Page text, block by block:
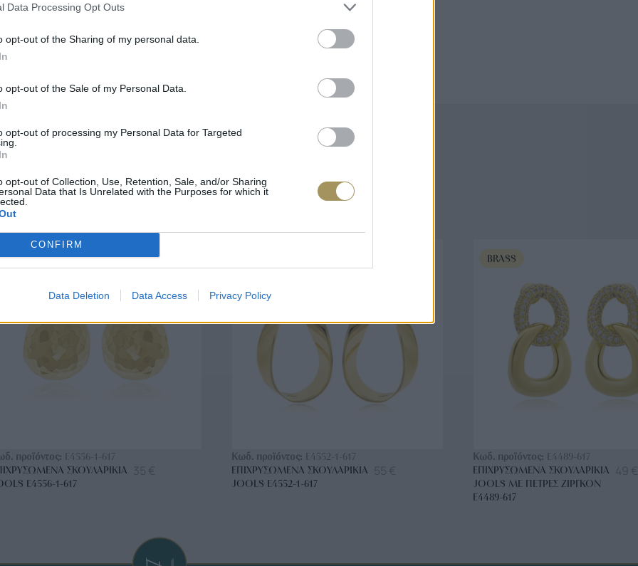
Data Processing Opt Outs
opt-out of the Sharing of my personal data.
opt-out of the Sale of my Personal Data.
opt-out of processing my Personal Data for Targeted
opt-out of Collection, Use, Retention, Sale, and/or Sharing
Data that Is Unrelated with the Purposes for which it
CONFIRM
Data Deletion Data Access Privacy Policy
Που Ταιριάζουν
Εδώ θα βρείτε τις κορυφαίες
την εξαιρετική τους ποιότητα.
BRASS
προϊόντος: E4556-1-617
ΣΚΟΥΛΑΡΊΚΙΑ
E4556-1-617
Κωδ. προϊόντος: E4552-1-617
ΕΠΙΧΡΥΣΩΜΈΝΑ ΣΚΟΥΛΑΡΊΚΙΑ
JOOLS E4552-1-617
BRASS
Κωδ. προϊόντος: E4489-617
ΕΠΙΧΡΥΣΩΜΈΝΑ ΣΚΟΥΛΑΡΊΚΙΑ
JOOLS ΜΕ ΠΈΤΡΕΣ ΖΙΡΓΚΌΝ
E4489-617